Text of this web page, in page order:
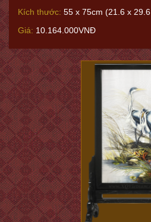
Kích thước: 55 x 75cm (21.6 x 29.6
Giá: 10.164.000VNĐ